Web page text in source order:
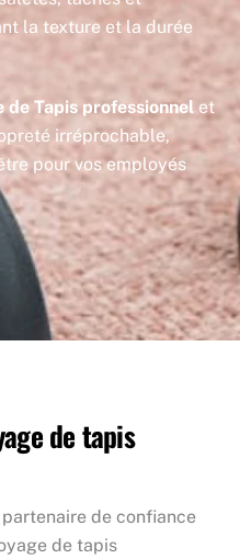
la texture et la durée
de Tapis professionnel et
irréprochable,
pour vos employés
de tapis
de confiance
de tapis